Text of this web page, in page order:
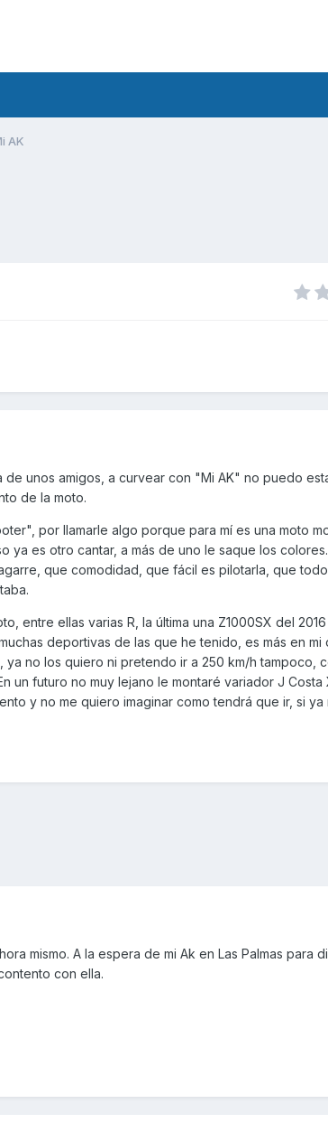
AK
unos amigos, a curvear con "Mi AK" no puedo
de la moto.
por llamarle algo porque para mí es una moto
ya es otro cantar, a más de uno le saque los
que comodidad, que fácil es pilotarla, que
entre ellas varias R, la última una Z1000SX del
deportivas de las que he tenido, es más en mi
ya no los quiero ni pretendo ir a 250 km/h tampoco,
un futuro no muy lejano le montaré variador J Costa
y no me quiero imaginar como tendrá que ir, si ya
mismo. A la espera de mi Ak en Las Palmas para
con ella.